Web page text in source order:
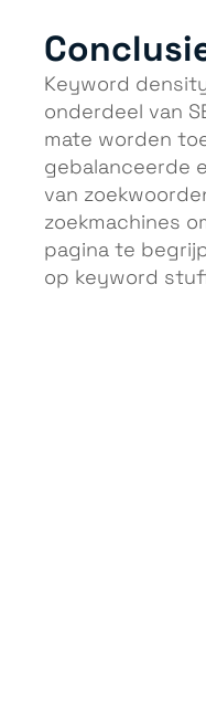
Keyword
onderdeel van
mate worden
gebalanceerde
van
zoekmachines
pagina te
op keyword